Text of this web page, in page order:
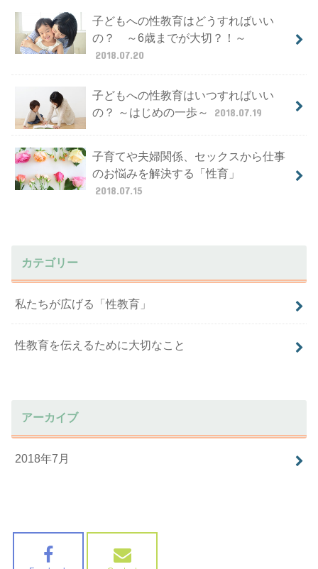
子どもへの性教育はどうすればいい
の？ ～6歳までが大切？！～
2018.07.20
子どもへの性教育はいつすればいい
の？ ～はじめの一歩～
2018.07.19
子育てや夫婦関係、セックスから仕事
のお悩みを解決する「性育」
2018.07.15
カテゴリー
私たちが広げる「性教育」
性教育を伝えるために大切なこと
アーカイブ
2018年7月